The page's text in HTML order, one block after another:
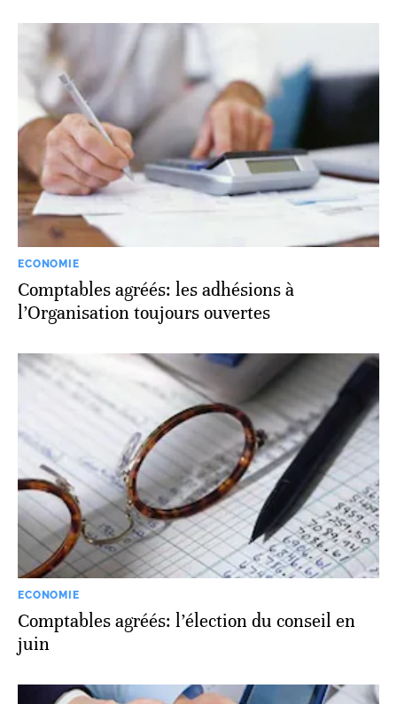
ECONOMIE
Comptables agréés: les adhésions à
l’Organisation toujours ouvertes
ECONOMIE
Comptables agréés: l’élection du conseil en
juin